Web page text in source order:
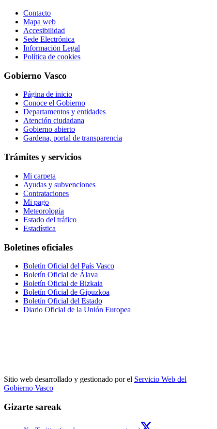
Contacto
Mapa web
Accesibilidad
Sede Electrónica
Información Legal
Política de cookies
Gobierno Vasco
Página de inicio
Conoce el Gobierno
Departamentos y entidades
Atención ciudadana
Gobierno abierto
Gardena, portal de transparencia
Trámites y servicios
Mi carpeta
Ayudas y subvenciones
Contrataciones
Mi pago
Meteorología
Estado del tráfico
Estadística
Boletines oficiales
Boletín Oficial del País Vasco
Boletín Oficial de Álava
Boletín Oficial de Bizkaia
Boletín Oficial de Gipuzkoa
Boletín Oficial del Estado
Diario Oficial de la Unión Europea
Sitio web desarrollado y gestionado por el Servicio Web del
Gobierno Vasco
Gizarte sareak